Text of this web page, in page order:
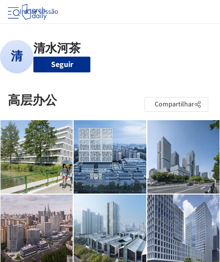
Iniciar sessão
Seguir
高层办公 Compartilhar